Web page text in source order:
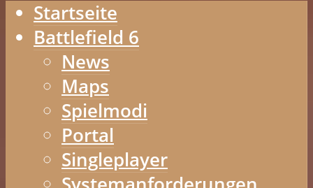
Startseite
Battlefield 6
News
Maps
Spielmodi
Portal
Singleplayer